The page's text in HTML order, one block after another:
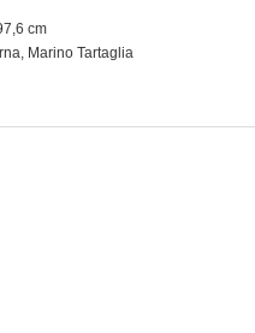
cm
, Marino Tartaglia